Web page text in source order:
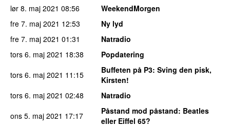
lør 8. maj 2021 08:56
WeekendMorgen
fre 7. maj 2021 12:53
Ny lyd
fre 7. maj 2021 01:31
Natradio
tors 6. maj 2021 18:38
Popdatering
tors 6. maj 2021 11:15 Buffeten på P3: Sving den pisk,
Kirsten!
tors 6. maj 2021 02:48
Natradio
ons 5. maj 2021 17:17 Påstand mod påstand: Beatles
eller Eiffel 65?